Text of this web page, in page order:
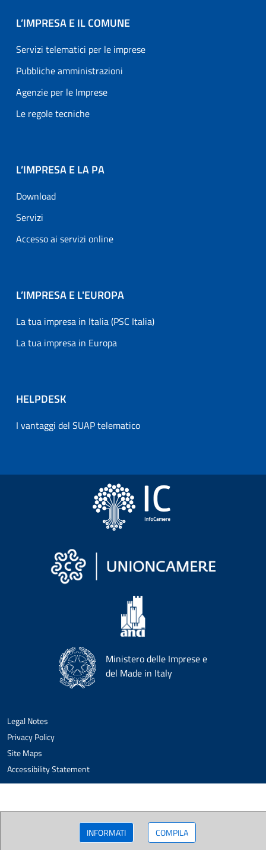
INFORMATI COMPILA
L’IMPRESA E IL COMUNE
Servizi telematici per le imprese
Pubbliche amministrazioni
Agenzie per le Imprese
Le regole tecniche
L’IMPRESA E LA PA
Download
Servizi
Accesso ai servizi online
L’IMPRESA E L'EUROPA
La tua impresa in Italia (PSC Italia)
La tua impresa in Europa
HELPDESK
I vantaggi del SUAP telematico
Ministero delle Imprese e
del Made in Italy
Legal Notes
Privacy Policy
Site Maps
Accessibility Statement